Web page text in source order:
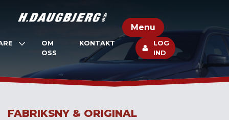
Menu
OM
OSS
KONTAKT
LOG
IND
FABRIKSNY & ORIGINAL